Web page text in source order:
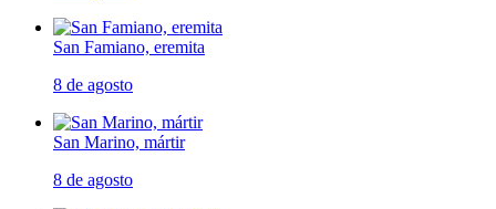
San Famiano, eremita
8 de agosto
San Marino, mártir
8 de agosto